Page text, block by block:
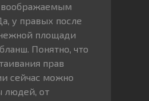
воображаемым
у правых после
площади
Понятно, что
прав
сейчас можно
людей, от